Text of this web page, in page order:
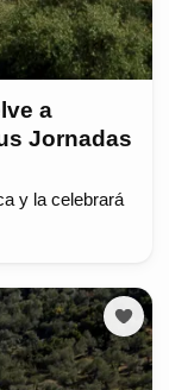
a
Jornadas
y la celebrará